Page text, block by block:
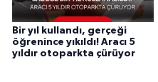
Bir yıl kullandı, gerçeği
öğrenince yıkıldı! Aracı 5
yıldır otoparkta çürüyor